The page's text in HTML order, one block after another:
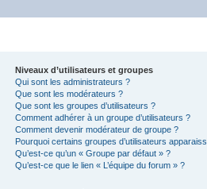
Niveaux d’utilisateurs et groupes
Qui sont les administrateurs ?
Que sont les modérateurs ?
Que sont les groupes d’utilisateurs ?
Comment adhérer à un groupe d’utilisateurs ?
Comment devenir modérateur de groupe ?
Pourquoi certains groupes d’utilisateurs
Qu’est-ce qu’un « Groupe par défaut » ?
Qu’est-ce que le lien « L’équipe du forum » ?